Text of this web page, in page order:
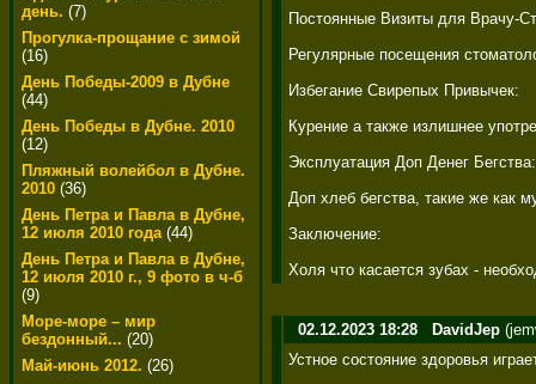
день. (7)
Прогулка-прощание с зимой
(16)
День Победы-2009 в Дубне
(44)
День Победы в Дубне. 2010
(12)
Пляжный волейбол в Дубне.
2010 (36)
День Петра и Павла в Дубне,
12 июля 2010 года(44)
День Петра и Павла в Дубне,
12 июля 2010 г., 9 фото в ч-б
(9)
Море-море – мир
бездонный... (20)
Май-июнь 2012. (26)
Постоянные Визиты для Врачу-
Регулярные посещения
Избегание Свирепых Привычек:
Курение а также излишнее
Эксплуатация Доп Денег
Доп хлеб бегства, такие же как
Заключение:
Холя что касается зубах -
02.12.2023 18:28 DavidJep
Устное состояние здоровья